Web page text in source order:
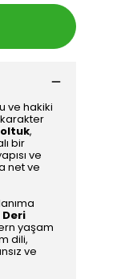
ve hakiki
,
bir
ve
net ve
yaşam
dili,
ve